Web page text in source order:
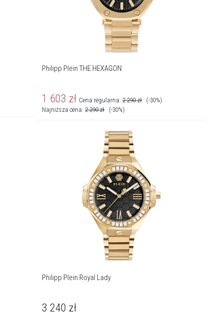
Philipp Plein THE HEXAGON
1 603 zł Cena regularna:2 290 zł
(-30%)
Najniższa cena:2 290 zł (-30%)
Philipp Plein Royal Lady
3 240 zł